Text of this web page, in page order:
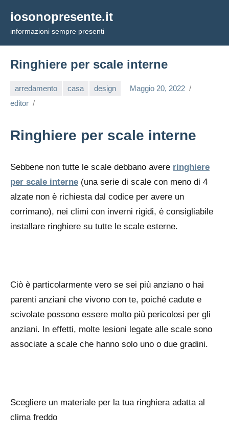
contenuto
iosonopresente.it
informazioni sempre presenti
Ringhiere per scale interne
arredamento casa design
Maggio 20, 2022
editor
Ringhiere per scale interne
Sebbene non tutte le scale debbano avere ringhiere
per scale interne (una serie di scale con meno di 4
alzate non è richiesta dal codice per avere un
corrimano), nei climi con inverni rigidi, è consigliabile
installare ringhiere su tutte le scale esterne.
Ciò è particolarmente vero se sei più anziano o hai
parenti anziani che vivono con te, poiché cadute e
scivolate possono essere molto più pericolosi per gli
anziani. In effetti, molte lesioni legate alle scale sono
associate a scale che hanno solo uno o due gradini.
Scegliere un materiale per la tua ringhiera adatta al
clima freddo